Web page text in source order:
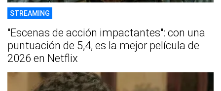
STREAMING
"Escenas de acción impactantes": con una
puntuación de 5,4, es la mejor película de
2026 en Netflix